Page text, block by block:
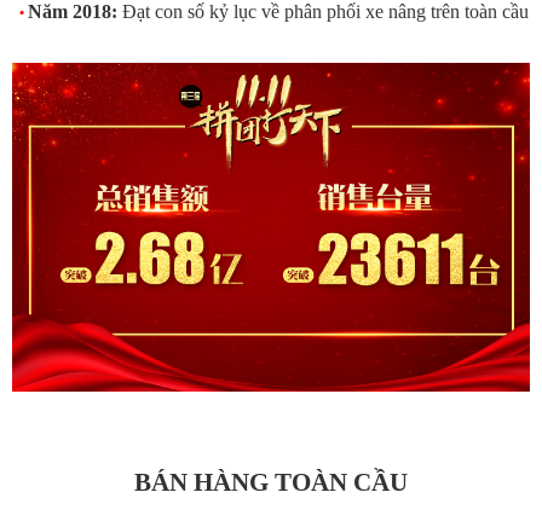
• Năm 2018: Đạt con số kỷ lục về phân phối xe nâng trên toàn cầu
BÁN HÀNG TOÀN CẦU